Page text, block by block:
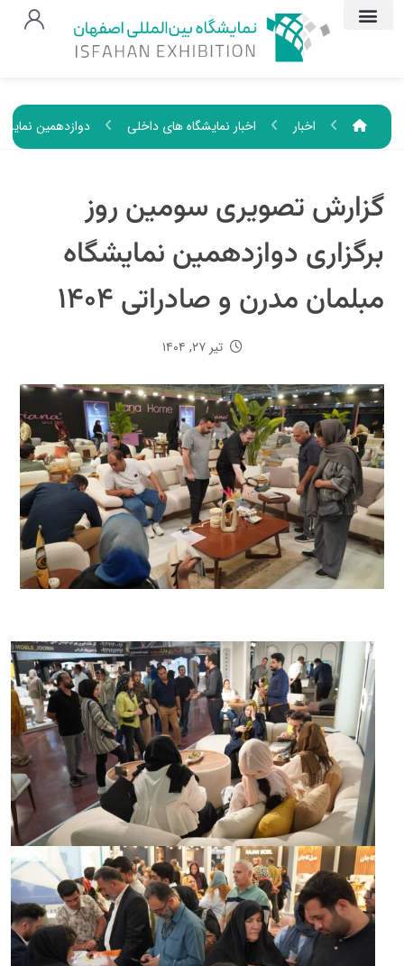
اخبار اخبار نمایشگاه های داخلی دوازدهمین
گزارش تصویری سومین روز
برگزاری دوازدهمین نمایشگاه
مبلمان مدرن و صادراتی ۱۴۰۴
تیر ۲۷, ۱۴۰۴